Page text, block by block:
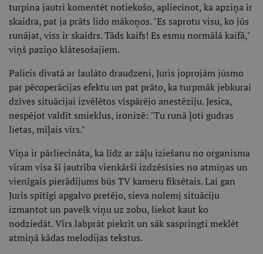
turpina jautri komentēt notiekošo, apliecinot, ka apziņa ir
skaidra, pat ja prāts lido mākoņos. "Es saprotu visu, ko jūs
runājat, viss ir skaidrs. Tāds kaifs! Es esmu normālā kaifā,"
viņš paziņo klātesošajiem.
Palicis divatā ar laulāto draudzeni, Juris joprojām jūsmo
par pēcoperācijas efektu un pat prāto, ka turpmāk jebkurai
dzīves situācijai izvēlētos vispārējo anestēziju. Jesica,
nespējot valdīt smieklus, ironizē: "Tu runā ļoti gudras
lietas, mīļais vīrs."
Viņa ir pārliecināta, ka līdz ar zāļu iziešanu no organisma
vīram visa šī jautrība vienkārši izdzēsīsies no atmiņas un
vienīgais pierādījums būs TV kameru fiksētais. Lai gan
Juris spītīgi apgalvo pretējo, sieva nolemj situāciju
izmantot un pavelk viņu uz zobu, liekot kaut ko
nodziedāt. Vīrs labprāt piekrīt un sāk saspringti meklēt
atmiņā kādas melodijas tekstus.